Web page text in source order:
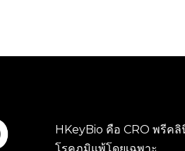
HKeyBio คือ CRO พรีค